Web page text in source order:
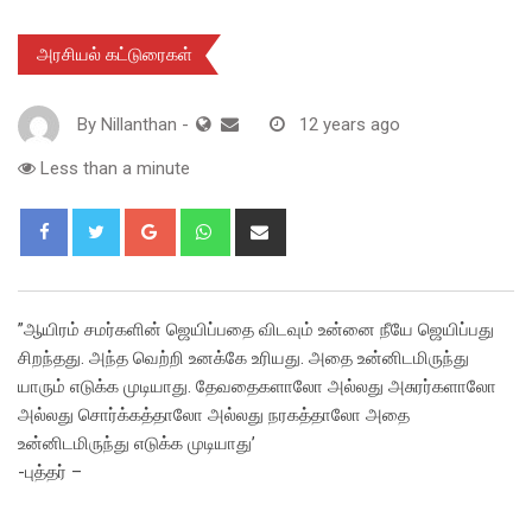
அரசியல் கட்டுரைகள்
By Nillanthan - 12 years ago
Less than a minute
Google+ Whatsapp
”ஆயிரம் சமர்களின் ஜெயிப்பதை விடவும் உன்னை நீயே ஜெயிப்பது
சிறந்தது. அந்த வெற்றி உனக்கே உரியது. அதை உன்னிடமிருந்து
யாரும் எடுக்க முடியாது. தேவதைகளாலோ அல்லது அசுரர்களாலோ
அல்லது சொர்க்கத்தாலோ அல்லது நரகத்தாலோ அதை
உன்னிடமிருந்து எடுக்க முடியாது’
-புத்தர் –